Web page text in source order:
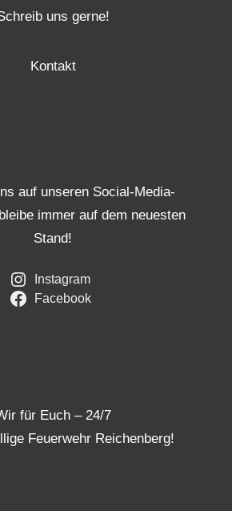
uns gerne!
Kontakt
auf unseren Social-Media-
immer auf dem neuesten
Stand!
Instagram
Facebook
für Euch – 24/7
Feuerwehr Reichenberg!